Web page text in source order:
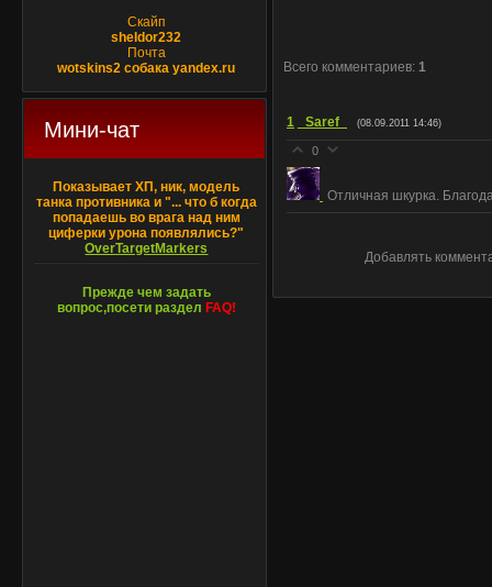
Скайп
sheldor232
Почта
wotskins2 собака yandex.ru
Мини-чат
Показывает ХП, ник, модель
танка противника и "... что б когда
попадаешь во врага над ним
циферки урона появлялись?"
OverTargetMarkers
Прежде чем задать
вопрос,посети раздел FAQ!
Всего комментариев: 1
1 _Saref_ (08.09.2011 14:46)
0
Отличная шкурка.
Добавлять